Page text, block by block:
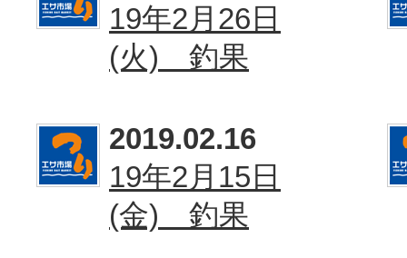
19年2月26日
(火) 釣果
2019.02.16
19年2月15日
(金) 釣果